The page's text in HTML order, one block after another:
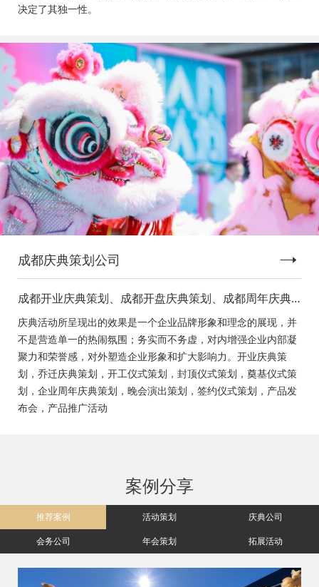
决定了其独一性。
成都庆典策划公司
成都开业庆典策划、成都开盘庆典策划、成都周年庆典
策划、成都启动仪式策划、成都揭幕仪式策划、成都开
工仪式策划、成都竣工仪式策划、成都封顶仪式策划、
成都奠基仪式策划、成都签约仪式策划、成都挂牌仪式
策划、成都揭牌仪式策划、成都颁奖典礼策划
庆典活动所呈现出的效果是一个企业品牌形象和理念的展现，并
不是营造单一的热闹氛围；务实而不务虚，对内增强企业内部凝
聚力和荣誉感，对外塑造企业形象和扩大影响力。开业庆典策
划，乔迁庆典策划，开工仪式策划，封顶仪式策划，奠基仪式策
划，企业周年庆典策划，晚会演出策划，签约仪式策划，产品发
布会，产品推广活动
案例分享
推荐案例 活动策划
庆典公司
会务公司
年会策划 拓展活动